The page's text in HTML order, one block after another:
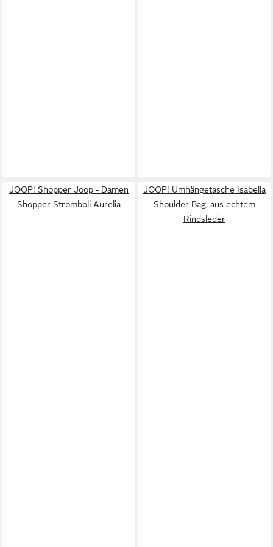
JOOP! Shopper Joop - Damen
Shopper Stromboli Aurelia
JOOP! Umhängetasche Isabella
Shoulder Bag, aus echtem
Rindsleder